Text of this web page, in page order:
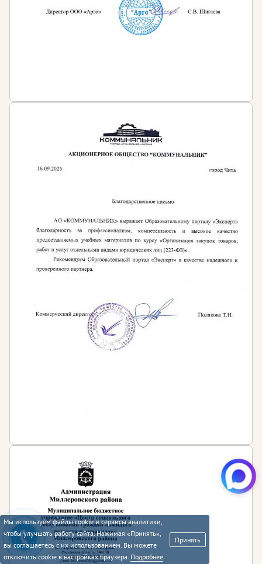
Мы используем файлы cookie и сервисы аналитики,
чтобы улучшать работу сайта. Нажимая «Принять»,
вы соглашаетесь с их использованием. Вы можете
отключить cookie в настройках браузера. Подробнее.
Принять